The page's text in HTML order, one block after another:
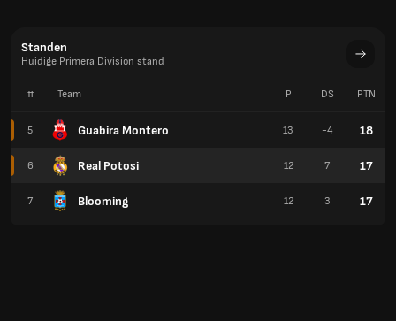
Standen
Huidige Primera Division stand
# Team
5 Guabira Montero
6 Real Potosi
7 Blooming
P DS PTN
13 -4 18
12 7 17
12 3 17